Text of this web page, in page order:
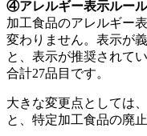
④アレルギー表示ルー
加工食品のアレルギー
変わりません。表示が
と、表示が推奨されて
合計27品目です。
大きな変更点としては
と、特定加工食品の廃止